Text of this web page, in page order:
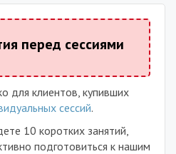
перед сессиями
для клиентов, купивших
сессий.
10 коротких занятий,
подготовиться к нашим